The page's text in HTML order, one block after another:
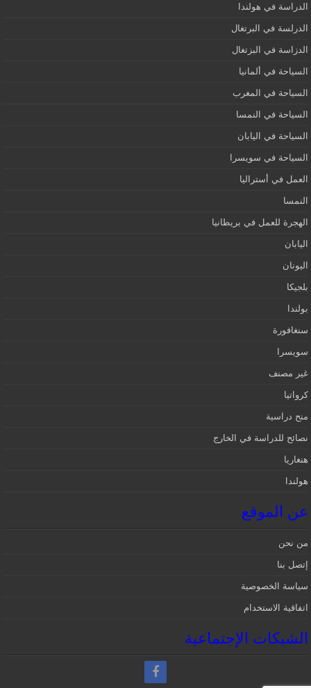
الدراسة في هولندا
الدرلسة في البرتغال
الدزاسة في البزتغال
السياحة في ألمانيا
السياحة في المغرب
السياحة في النمسا
السياحة في اليابان
السياحة في سويسرا
العمل في أستراليا
النمسا
الهجرة للعمل في بريطانيا
اليابان
اليونان
بلجيكا
بولندا
سنغافورة
سويسرا
غير مصنف
كرواتيا
منح دراسية
نصائح للدراسة في الخارج
هنغاريا
هولندا
عن الموقع
من نحن
إتصل بنا
سياسة الخصوصية
اتفاقية الاستخدام
الشبكات الإجتماعية